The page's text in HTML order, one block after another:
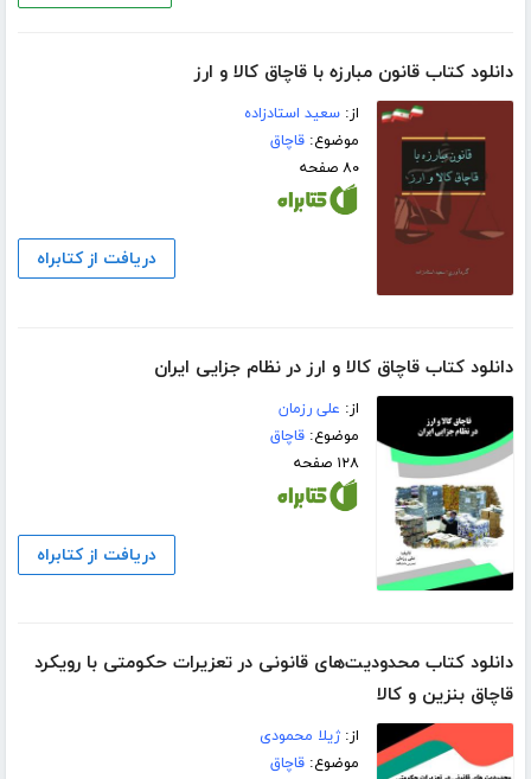
دانلود کتاب قانون مبارزه با قاچاق کالا و ارز
از:سعید استادزاده
موضوع:قاچاق
۸۰ صفحه
دریافت از کتابراه
دانلود کتاب قاچاق کالا و ارز در نظام جزایی ایران
از: علی رزمان
موضوع:قاچاق
۱۲۸ صفحه
دریافت از کتابراه
دانلود کتاب محدودیت‌های قانونی در تعزیرات حکومتی با رویکرد
قاچاق بنزین و کالا
از:ژیلا محمودی
موضوع:قاچاق